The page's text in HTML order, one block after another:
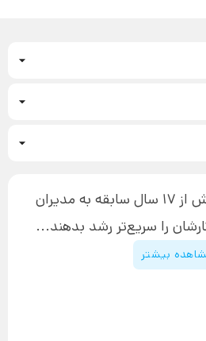
سیستم سازی
سایت مدیرسبز با بیش از 17 سال سابقه به مدیران
را سریع‌تر رشد بدهند...
بیشتر